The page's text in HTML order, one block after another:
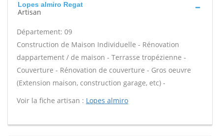
Lopes almiro Regat
Artisan
Département: 09
Construction de Maison Individuelle - Rénovation
dappartement / de maison - Terrasse tropézienne -
Couverture - Rénovation de couverture - Gros oeuvre
(Extension maison, construction garage, etc) -
Voir la fiche artisan : Lopes almiro